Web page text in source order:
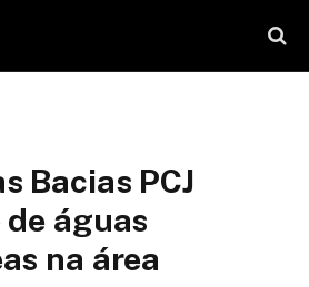
Bacias PCJ
águas
na área